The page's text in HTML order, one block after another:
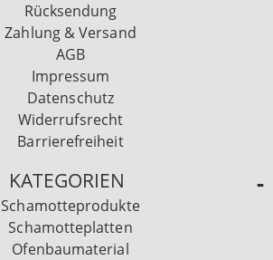
Rücksendung
Zahlung & Versand
AGB
Impressum
Datenschutz
Widerrufsrecht
Barrierefreiheit
KATEGORIEN
Schamotteprodukte
Schamotteplatten
Ofenbaumaterial